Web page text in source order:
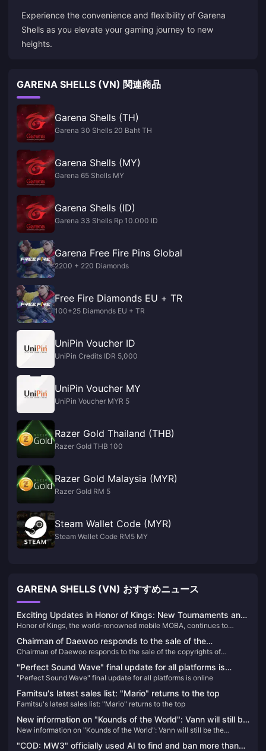
Experience the convenience and flexibility of Garena
Shells as you elevate your gaming journey to new
heights.
GARENA SHELLS (VN) 関連商品
Garena Shells (TH)
Garena 30 Shells 20 Baht TH
Garena Shells (MY)
Garena 65 Shells MY
Garena Shells (ID)
Garena 33 Shells Rp 10.000 ID
Garena Free Fire Pins Global
2200 + 220 Diamonds
Free Fire Diamonds EU + TR
100+25 Diamonds EU + TR
UniPin Voucher ID
UniPin Credits IDR 5,000
UniPin Voucher MY
UniPin Voucher MYR 5
Razer Gold Thailand (THB)
Razer Gold THB 100
Razer Gold Malaysia (MYR)
Razer Gold RM 5
Steam Wallet Code (MYR)
Steam Wallet Code RM5 MY
GARENA SHELLS (VN) おすすめニュース
Exciting Updates in Honor of Kings: New Tournaments and
Events You Can't Miss!
Honor of Kings, the world-renowned mobile MOBA, continues to
investments in its esports scene. Here are some of the latest updates
that every fan should know:
Chairman of Daewoo responds to the sale of the
copyrights of "Xuanyuan Sword" and "Sword of
Immortality"
Chairman of Daewoo responds to the sale of the copyrights of
"Perfect Sound Wave" final update for all platforms is
online
"Perfect Sound Wave" final update for all platforms is online
Famitsu's latest sales list: "Mario" returns to the top
Famitsu's latest sales list: "Mario" returns to the top
New information on "Kounds of the World": Vann will still be
the protagonist, and the game's screen expression will be
enhanced
New information on "Kounds of the World": Vann will still be the
"COD: MW3" officially used AI to find and ban more than